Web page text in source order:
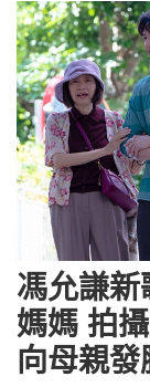
馮允謙新
媽媽 拍
向母親